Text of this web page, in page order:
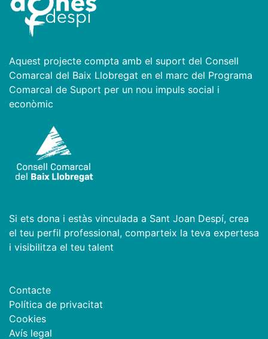
Aquest projecte compta amb el suport del Consell
Comarcal del Baix Llobregat en el marc del Programa
Comarcal de Suport per un nou impuls social i
econòmic
Si ets dona i estàs vinculada a Sant Joan Despí, crea
el teu perfil professional, comparteix la teva expertesa
i visibilitza el teu talent
Contacte
Política de privacitat
Cookies
Avís legal